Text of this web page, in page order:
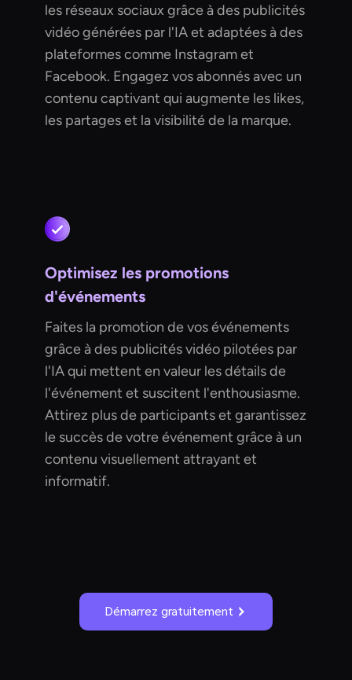
les réseaux sociaux grâce à des publicités
vidéo générées par l'IA et adaptées à des
plateformes comme Instagram et
Facebook. Engagez vos abonnés avec un
contenu captivant qui augmente les likes,
les partages et la visibilité de la marque.
Optimisez les promotions
d'événements
Faites la promotion de vos événements
grâce à des publicités vidéo pilotées par
l'IA qui mettent en valeur les détails de
l'événement et suscitent l'enthousiasme.
Attirez plus de participants et garantissez
le succès de votre événement grâce à un
contenu visuellement attrayant et
informatif.
Démarrez gratuitement